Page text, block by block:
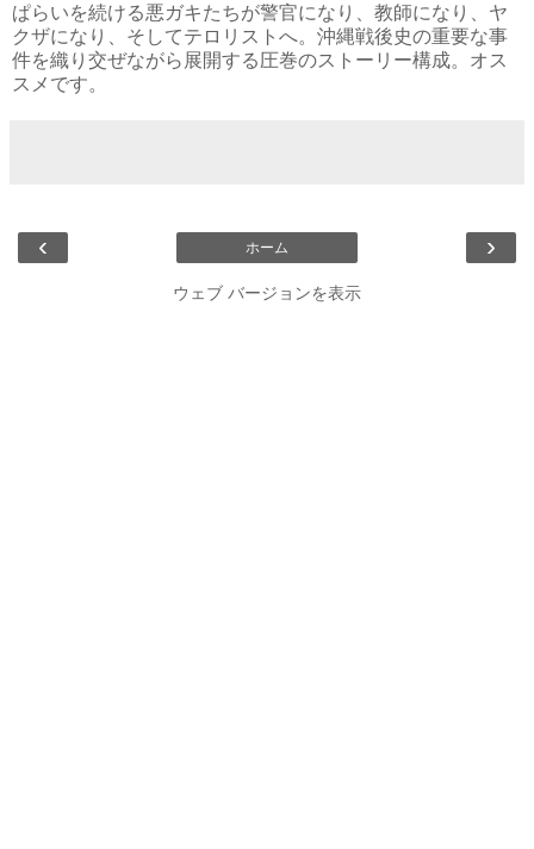
ぱらいを続ける悪ガキたちが警官になり、教師になり、ヤ
クザになり、そしてテロリストへ。沖縄戦後史の重要な事
件を織り交ぜながら展開する圧巻のストーリー構成。オス
スメです。
‹ ›
ホーム
ウェブ バージョンを表示